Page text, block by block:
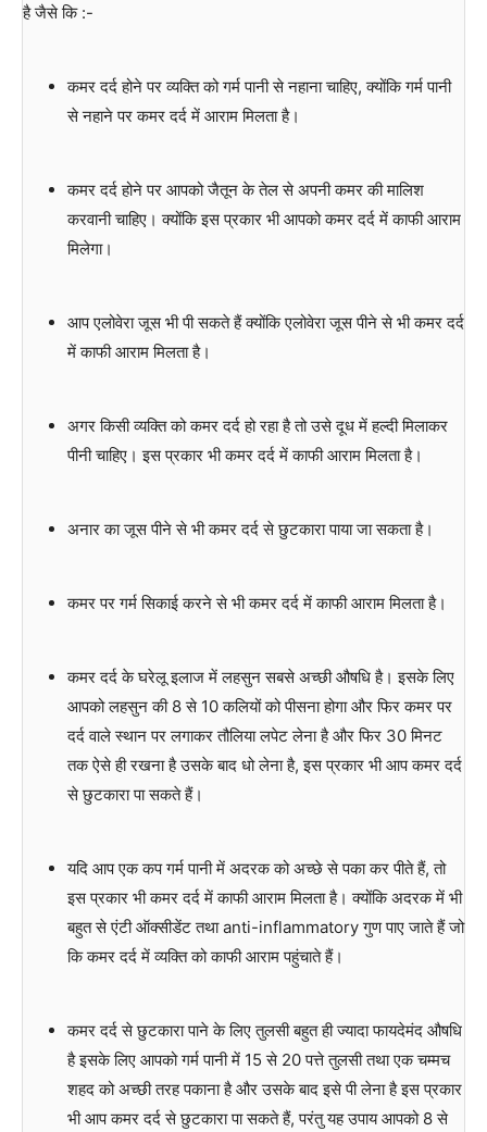
है जैसे कि :-
कमर दर्द होने पर व्यक्ति को गर्म पानी से नहाना चाहिए, क्योंकि गर्म पानी
से नहाने पर कमर दर्द में आराम मिलता है।
कमर दर्द होने पर आपको जैतून के तेल से अपनी कमर की मालिश
करवानी चाहिए। क्योंकि इस प्रकार भी आपको कमर दर्द में काफी आराम
मिलेगा।
आप एलोवेरा जूस भी पी सकते हैं क्योंकि एलोवेरा जूस पीने से भी कमर दर्द
में काफी आराम मिलता है।
अगर किसी व्यक्ति को कमर दर्द हो रहा है तो उसे दूध में हल्दी मिलाकर
पीनी चाहिए। इस प्रकार भी कमर दर्द में काफी आराम मिलता है।
अनार का जूस पीने से भी कमर दर्द से छुटकारा पाया जा सकता है।
कमर पर गर्म सिकाई करने से भी कमर दर्द में काफी आराम मिलता है।
कमर दर्द के घरेलू इलाज में लहसुन सबसे अच्छी औषधि है। इसके लिए
आपको लहसुन की 8 से 10 कलियों को पीसना होगा और फिर कमर पर
दर्द वाले स्थान पर लगाकर तौलिया लपेट लेना है और फिर 30 मिनट
तक ऐसे ही रखना है उसके बाद धो लेना है, इस प्रकार भी आप कमर दर्द
से छुटकारा पा सकते हैं।
यदि आप एक कप गर्म पानी में अदरक को अच्छे से पका कर पीते हैं, तो
इस प्रकार भी कमर दर्द में काफी आराम मिलता है। क्योंकि अदरक में भी
बहुत से एंटी ऑक्सीडेंट तथा anti-inflammatory गुण पाए जाते हैं जो
कि कमर दर्द में व्यक्ति को काफी आराम पहुंचाते हैं।
कमर दर्द से छुटकारा पाने के लिए तुलसी बहुत ही ज्यादा फायदेमंद औषधि
है इसके लिए आपको गर्म पानी में 15 से 20 पत्ते तुलसी तथा एक चम्मच
शहद को अच्छी तरह पकाना है और उसके बाद इसे पी लेना है इस प्रकार
भी आप कमर दर्द से छुटकारा पा सकते हैं, परंतु यह उपाय आपको 8 से